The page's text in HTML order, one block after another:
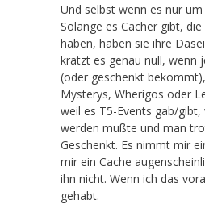
Und selbst wenn es nur
Solange es Cacher gibt,
haben, haben sie ihre
kratzt es genau null, wenn
(oder geschenkt
Mysterys, Wherigos oder
weil es T5-Events gab/
werden mußte und man
Geschenkt. Es nimmt mir
mir ein Cache
ihn nicht. Wenn ich das
gehabt.